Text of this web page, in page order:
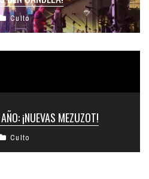
Culto
¡NUEVAS MEZUZOT!
Culto